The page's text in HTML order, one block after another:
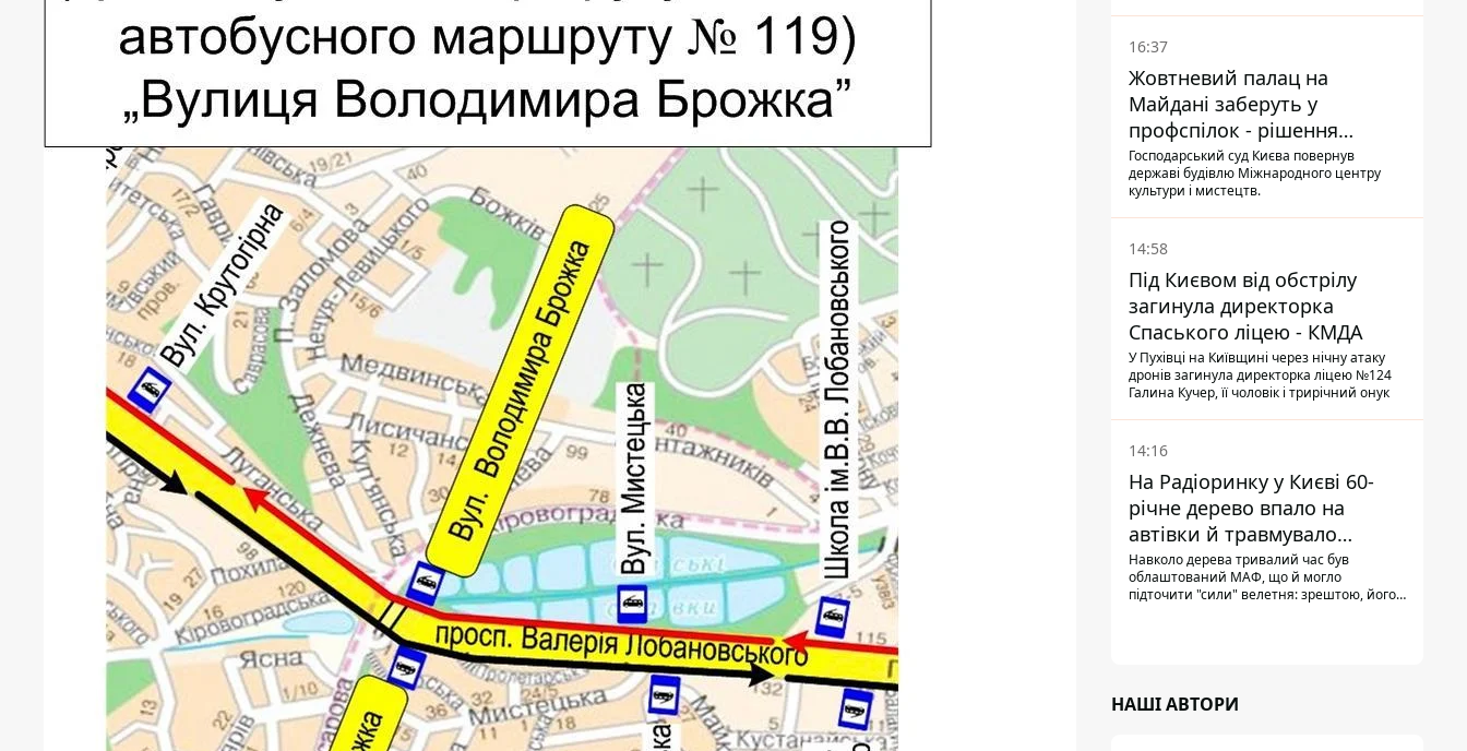
прибув налагодити комунікацію
16:37
Жовтневий палац на
Майдані заберуть у
профспілок - рішення
Господарського суду
Господарський суд Києва повернув
державі будівлю Міжнародного центру
культури і мистецтв.
14:58
Під Києвом від обстрілу
загинула директорка
Спаського ліцею - КМДА
У Пухівці на Київщині через нічну атаку
дронів загинула директорка ліцею №124
Галина Кучер, її чоловік і трирічний онук
14:16
На Радіоринку у Києві 60-
річне дерево впало на
автівки й травмувало
людину - подробиці
Навколо дерева тривалий час був
облаштований МАФ, що й могло
підточити "сили" велетня: зрештою, його
НАШІ АВТОРИ